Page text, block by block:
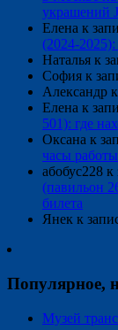
украшений
Елена к
(2024-
Наталья к
София к
Александр
Елена к
501): где
Оксана к
часы
абобус228 к
(павильон
билета
Янек к
Популярное,
Музей